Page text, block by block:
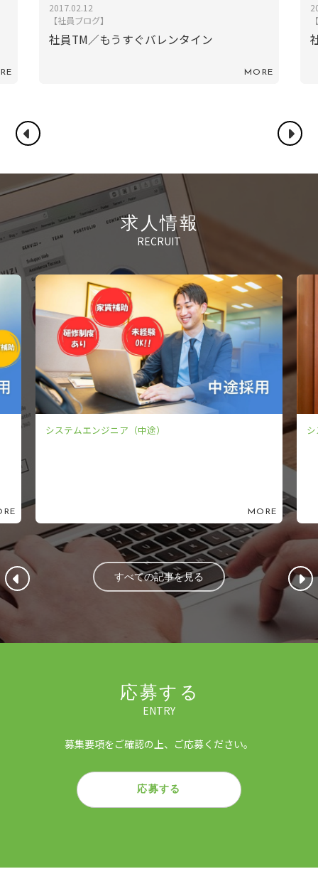
2018.01.14
【社員ブログ】
社員Ｋ／外食は揚げ物が多くなってしまう
求人情報
RECRUIT
システムエンジニア（新卒）
すべての記事を見る
応募する
ENTRY
募集要項をご確認の上、ご応募ください。
応募する